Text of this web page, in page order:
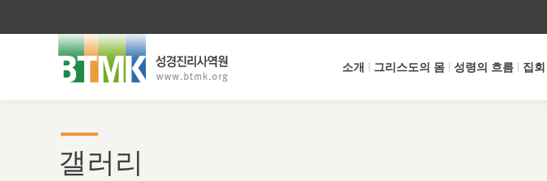
소개 그리스도의 몸 성령의 흐름 집
갤러리